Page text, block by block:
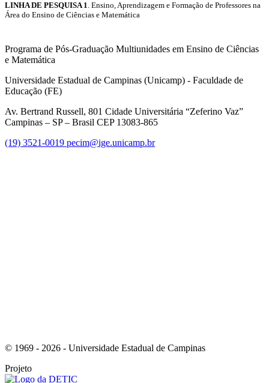
LINHA DE PESQUISA 1. Ensino, Aprendizagem e Formação de Professores na
Área do Ensino de Ciências e Matemática
Programa de Pós-Graduação Multiunidades em Ensino de Ciências
e Matemática
Universidade Estadual de Campinas (Unicamp) - Faculdade de
Educação (FE)
Av. Bertrand Russell, 801 Cidade Universitária “Zeferino Vaz”
Campinas – SP – Brasil CEP 13083-865
(19) 3521-0019 pecim@ige.unicamp.br
© 1969 - 2026 - Universidade Estadual de Campinas
Projeto